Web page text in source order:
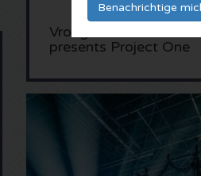
Vroeger Was Alles Beter
presents Project One